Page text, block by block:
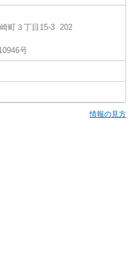
町３丁目15-3 202
号
情報の見方